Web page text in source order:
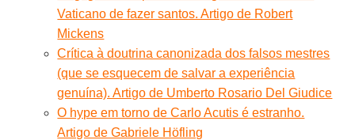
Vaticano de fazer santos. Artigo de Robert
Mickens
Crítica à doutrina canonizada dos falsos mestres
(que se esquecem de salvar a experiência
genuína). Artigo de Umberto Rosario Del Giudice
O hype em torno de Carlo Acutis é estranho.
Artigo de Gabriele Höfling